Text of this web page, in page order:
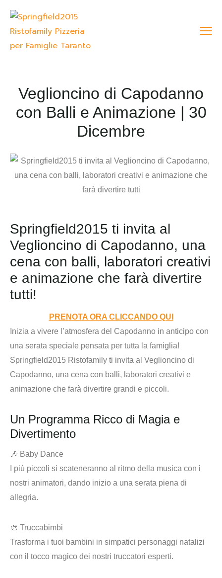
Veglioncino di Capodanno
con Balli e Animazione | 30
Dicembre
Springfield2015 ti invita al
Veglioncino di Capodanno, una
cena con balli, laboratori creativi
e animazione che farà divertire
tutti!
PRENOTA ORA CLICCANDO QUI
Inizia a vivere l’atmosfera del Capodanno in anticipo con
una serata speciale pensata per tutta la famiglia!
Springfield2015 Ristofamily ti invita al Veglioncino di
Capodanno, una cena con balli, laboratori creativi e
animazione che farà divertire grandi e piccoli.
Un Programma Ricco di Magia e
Divertimento
🎶 Baby Dance
I più piccoli si scateneranno al ritmo della musica con i
nostri animatori, dando inizio a una serata piena di
allegria.
🎨 Truccabimbi
Trasforma i tuoi bambini in simpatici personaggi natalizi
con il tocco magico dei nostri truccatori esperti.